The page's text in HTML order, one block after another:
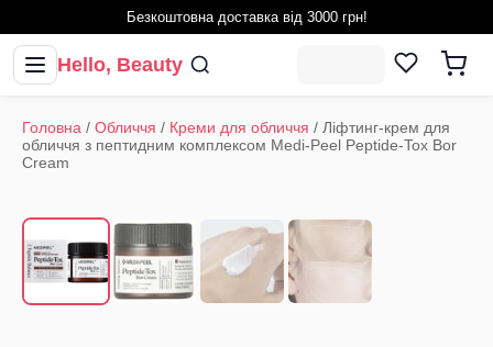
Безкоштовна доставка від 3000 грн!
Hello, Beauty
Головна / Обличчя / Креми для обличчя / Ліфтинг-крем для
обличчя з пептидним комплексом Medi-Peel Peptide-Tox Bor
Cream